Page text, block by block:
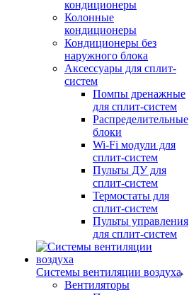
кондиционеры
Колонные
кондиционеры
Кондиционеры без
наружного блока
Аксессуары для сплит-
систем
Помпы дренажные
для сплит-систем
Распределительные
блоки
Wi-Fi модули для
сплит-систем
Пульты ДУ для
сплит-систем
Термостаты для
сплит-систем
Пульты управления
для сплит-систем
Системы вентиляции воздуха
Вентиляторы